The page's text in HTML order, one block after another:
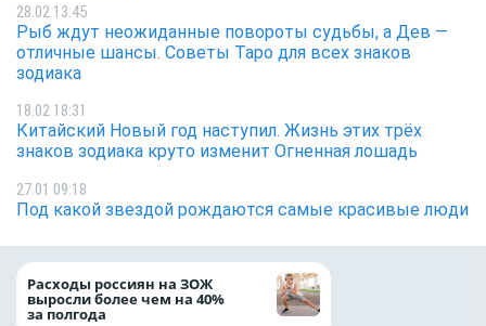
28.02 13:45
Рыб ждут неожиданные повороты судьбы, а Дев —
отличные шансы. Советы Таро для всех знаков
зодиака
18.02 18:31
Китайский Новый год наступил. Жизнь этих трёх
знаков зодиака круто изменит Огненная лошадь
27.01 09:18
Под какой звездой рождаются самые красивые люди
Расходы россиян на ЗОЖ
выросли более чем на 40%
за полгода